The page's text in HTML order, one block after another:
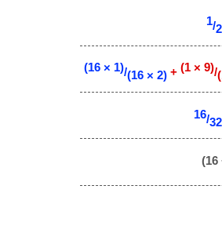
1/2
(16 × 1)/(16 × 2) + (1 × 9)/
16/32
(16